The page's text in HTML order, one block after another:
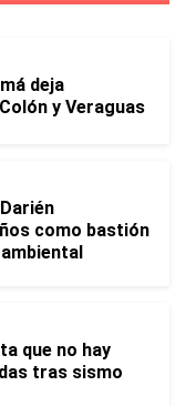
deja
y Veraguas
como bastión
que no hay
tras sismo